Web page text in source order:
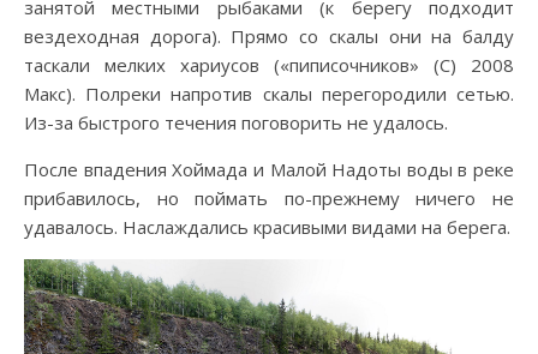
занятой местными рыбаками (к берегу подходит
вездеходная дорога). Прямо со скалы они на балду
таскали мелких хариусов («пиписочников» (С) 2008
Макс). Полреки напротив скалы перегородили сетью.
Из-за быстрого течения поговорить не удалось.
После впадения Хоймада и Малой Надоты воды в реке
прибавилось, но поймать по-прежнему ничего не
удавалось. Наслаждались красивыми видами на берега.